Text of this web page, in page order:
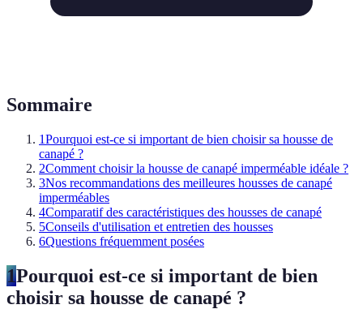
Sommaire
1Pourquoi est-ce si important de bien choisir sa housse de
canapé ?
2Comment choisir la housse de canapé imperméable idéale ?
3Nos recommandations des meilleures housses de canapé
imperméables
4Comparatif des caractéristiques des housses de canapé
5Conseils d'utilisation et entretien des housses
6Questions fréquemment posées
1Pourquoi est-ce si important de bien
choisir sa housse de canapé ?